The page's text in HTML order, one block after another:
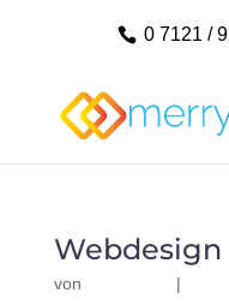
0 7121 /
von |